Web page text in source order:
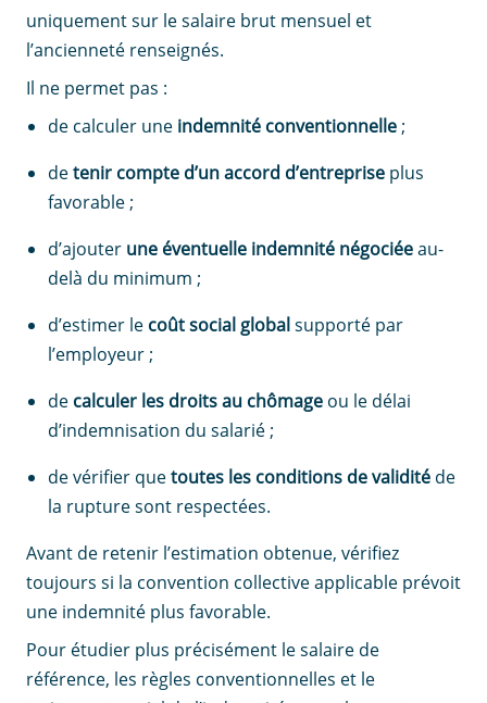
uniquement sur le salaire brut mensuel et
l’ancienneté renseignés.
Il ne permet pas :
de calculer une indemnité conventionnelle ;
detenir compte d’un accord d’entreprise plus
favorable ;
d’ajouter une éventuelle indemnité négociéeau-
delà du minimum ;
d’estimer le coût social globalsupporté par
l’employeur ;
de calculer les droits au chômage ou le délai
d’indemnisation du salarié ;
de vérifier quetoutes les conditions de validité de
la rupture sont respectées.
Avant de retenir l’estimation obtenue, vérifiez
toujours si la convention collective applicable prévoit
une indemnité plus favorable.
Pour étudier plus précisément le salaire de
référence, les règles conventionnelles et le